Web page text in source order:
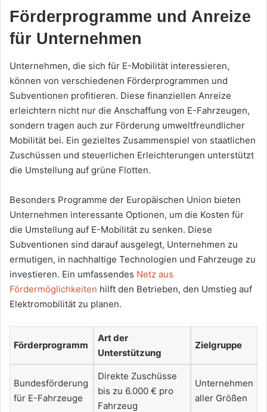
Förderprogramme und Anreize
für Unternehmen
Unternehmen, die sich für E-Mobilität interessieren,
können von verschiedenen Förderprogrammen und
Subventionen profitieren. Diese finanziellen Anreize
erleichtern nicht nur die Anschaffung von E-Fahrzeugen,
sondern tragen auch zur Förderung umweltfreundlicher
Mobilität bei. Ein gezieltes Zusammenspiel von staatlichen
Zuschüssen und steuerlichen Erleichterungen unterstützt
die Umstellung auf grüne Flotten.
Besonders Programme der Europäischen Union bieten
Unternehmen interessante Optionen, um die Kosten für
die Umstellung auf E-Mobilität zu senken. Diese
Subventionen sind darauf ausgelegt, Unternehmen zu
ermutigen, in nachhaltige Technologien und Fahrzeuge zu
investieren. Ein umfassendes Netz aus
Fördermöglichkeiten hilft den Betrieben, den Umstieg auf
Elektromobilität zu planen.
Förderprogramm
Art der
Unterstützung
Zielgruppe
Bundesförderung
für E-Fahrzeuge
Direkte Zuschüsse
bis zu 6.000 € pro
Fahrzeug
Unternehmen
aller Größen